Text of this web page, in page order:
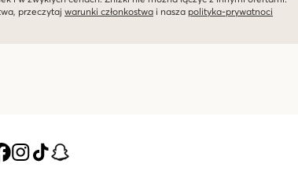
przeczytaj warunki członkostwa i nasza polityka-prywatnoci